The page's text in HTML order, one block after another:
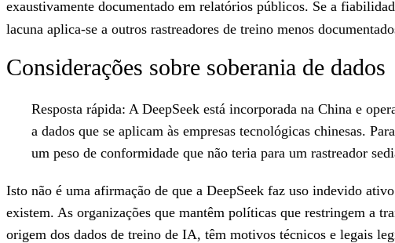
exaustivamente documentado em relatórios públicos. Se a
lacuna aplica-se a outros rastreadores de treino menos
Considerações sobre soberania de dados
Resposta rápida: A DeepSeek está incorporada na China e
a dados que se aplicam às empresas tecnológicas chinesas.
um peso de conformidade que não teria para um rastreador
Isto não é uma afirmação de que a DeepSeek faz uso indevido
existem. As organizações que mantêm políticas que restringem a
origem dos dados de treino de IA, têm motivos técnicos e legais